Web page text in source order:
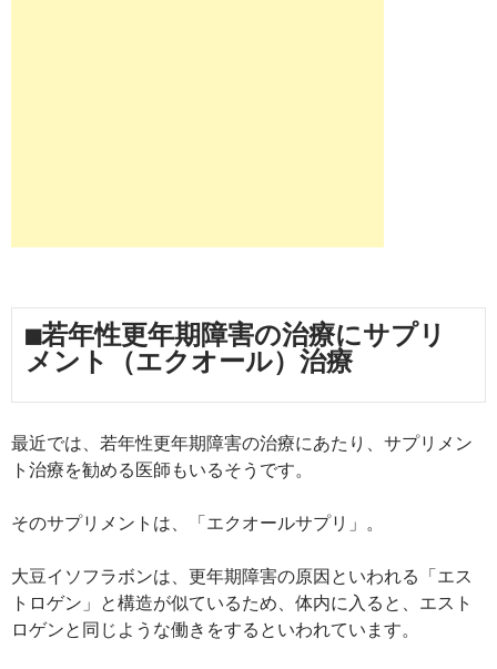
■若年性更年期障害の治療にサプリ
メント（エクオール）治療
最近では、若年性更年期障害の治療にあたり、サプリメン
ト治療を勧める医師もいるそうです。
そのサプリメントは、「エクオールサプリ」。
大豆イソフラボンは、更年期障害の原因といわれる「エス
トロゲン」と構造が似ているため、体内に入ると、エスト
ロゲンと同じような働きをするといわれています。